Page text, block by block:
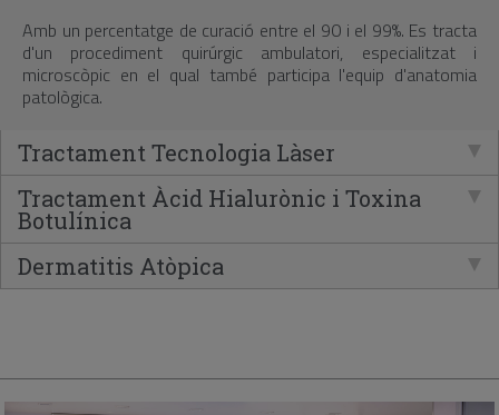
Amb un percentatge de curació entre el 90 i el 99%. Es tracta
d'un procediment quirúrgic ambulatori, especialitzat i
microscòpic en el qual també participa l'equip d'anatomia
patològica.
Tractament Tecnologia Làser
Tractament Àcid Hialurònic i Toxina
Botulínica
Dermatitis Atòpica